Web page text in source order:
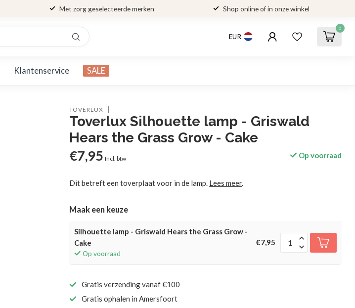
Met zorg geselecteerde merken Shop online of in onze winkel
EUR
0
Klantenservice SALE
TOVERLUX
Toverlux Silhouette lamp - Griswald
Hears the Grass Grow - Cake
€7,95 Incl. btw Op voorraad
Dit betreft een toverplaat voor in de lamp. Lees meer.
Maak een keuze
Silhouette lamp - Griswald Hears the Grass Grow -
Cake
Op voorraad
€7,95
Gratis verzending vanaf €100
Gratis ophalen in Amersfoort